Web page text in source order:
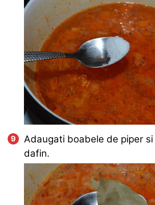
Adaugati boabele de piper
dafin.